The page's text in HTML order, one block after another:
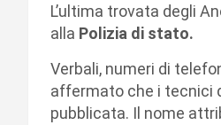
L’ultima trovata degli
alla Polizia di stato.
Verbali, numeri di
affermato che i tecnici
pubblicata. Il nome